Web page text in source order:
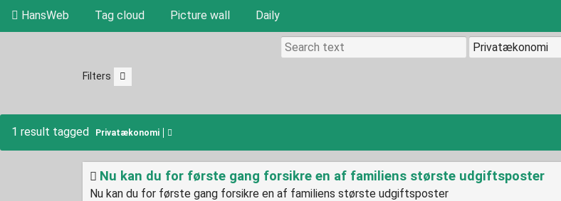
HansWeb Tag cloud Picture wall Daily
Filters
1 result tagged Privatækonomi
Nu kan du for første gang forsikre en af familiens største udgiftsposter
Nu kan du for første gang forsikre en af familiens største udgiftsposter